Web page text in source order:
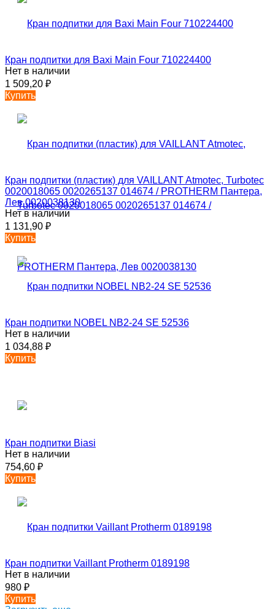
Кран подпитки для Baxi Main Four 710224400
Нет в наличии
1 509,20 ₽
Купить
Кран подпитки (пластик) для VAILLANT Atmotec, Turbotec
0020018065 0020265137 014674 / PROTHERM Пантера,
Лев 0020038130
Нет в наличии
1 131,90 ₽
Купить
Кран подпитки NOBEL NB2-24 SE 52536
Нет в наличии
1 034,88 ₽
Купить
Кран подпитки Biasi
Нет в наличии
754,60 ₽
Купить
Кран подпитки Vaillant Protherm 0189198
Нет в наличии
980 ₽
Купить